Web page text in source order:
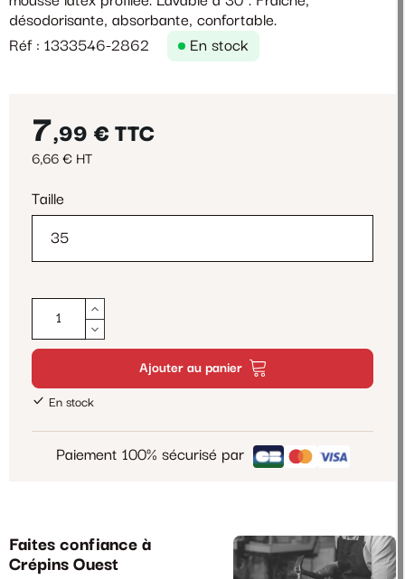
désodorisante, absorbante, confortable.
Réf : 1333546-2862
En stock
7,99 € TTC
6,66 € HT
Taille
Ajouter au panier
En stock
Paiement 100% sécurisé par
Faites confiance à
Crépins Ouest